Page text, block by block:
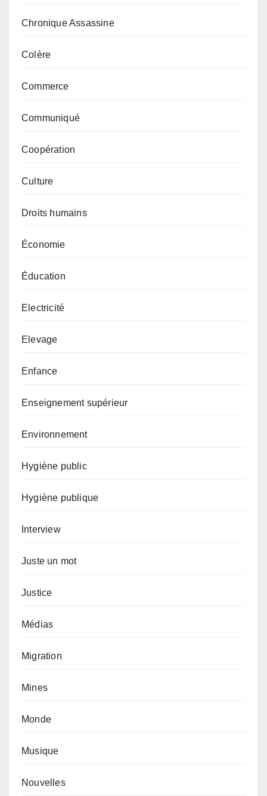
Chronique Assassine
Colère
Commerce
Communiqué
Coopération
Culture
Droits humains
Économie
Éducation
Electricité
Elevage
Enfance
Enseignement supérieur
Environnement
Hygiène public
Hygiène publique
Interview
Juste un mot
Justice
Médias
Migration
Mines
Monde
Musique
Nouvelles